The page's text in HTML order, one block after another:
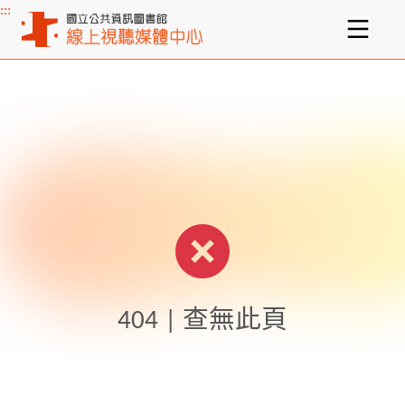
主要內容區塊
:::
404 | 查無此頁